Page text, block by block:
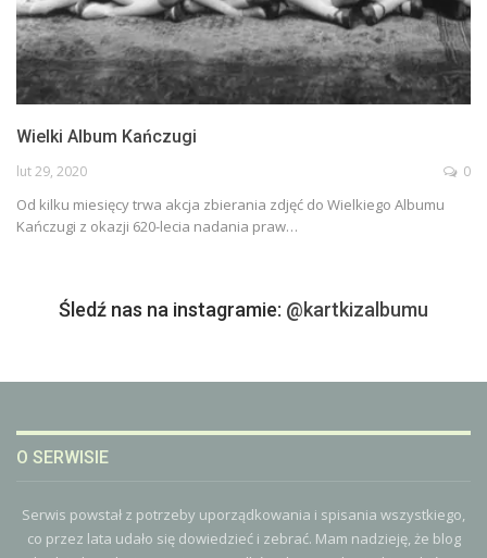
Wielki Album Kańczugi
lut 29, 2020 0
Od kilku miesięcy trwa akcja zbierania zdjęć do Wielkiego Albumu
Kańczugi z okazji 620-lecia nadania praw…
Śledź nas na instagramie: @kartkizalbumu
O SERWISIE
Serwis powstał z potrzeby uporządkowania i spisania wszystkiego,
co przez lata udało się dowiedzieć i zebrać. Mam nadzieję, że blog